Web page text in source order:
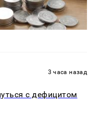
3 часа назад
с дефицитом